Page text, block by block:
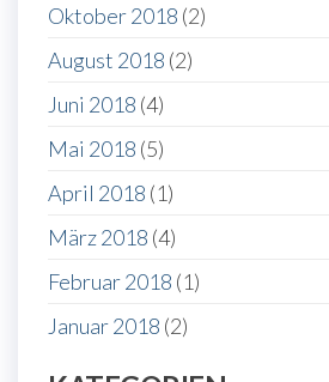
Oktober 2018 (2)
August 2018 (2)
Juni 2018 (4)
Mai 2018 (5)
April 2018 (1)
März 2018 (4)
Februar 2018 (1)
Januar 2018 (2)